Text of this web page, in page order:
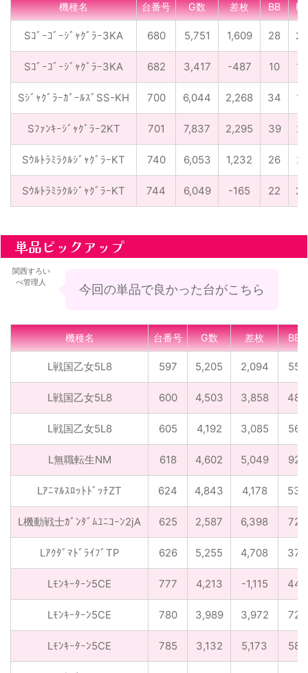
機種名 台番号 G数 差枚 BB RB
Sｺﾞｰｺﾞｰｼﾞｬｸﾞﾗｰ3KA 680 5,751 1,609 28 20
Sｺﾞｰｺﾞｰｼﾞｬｸﾞﾗｰ3KA 682 3,417 -487 10 16
SｼﾞｬｸﾞﾗｰｶﾞｰﾙｽﾞSS-KH 700 6,044 2,268 34 13
Sﾌｧﾝｷｰｼﾞｬｸﾞﾗｰ2KT 701 7,837 2,295 39 21
SｳﾙﾄﾗﾐﾗｸﾙｼﾞｬｸﾞﾗｰKT 740 6,053 1,232 26 21
SｳﾙﾄﾗﾐﾗｸﾙｼﾞｬｸﾞﾗｰKT 744 6,049 -165 22 22
単品ピックアップ
関西すろい
べ管理人
今回の単品で良かった台がこちら
機種名 台番号 G数 差枚 BB
L戦国乙女5L8 597 5,205 2,094 55
L戦国乙女5L8 600 4,503 3,858 48
L戦国乙女5L8 605 4,192 3,085 56
L無職転生NM 618 4,602 5,049 92
LｱﾆﾏﾙｽﾛｯﾄﾄﾞｯﾁZT 624 4,843 4,178 53
L機動戦士ｶﾞﾝﾀﾞﾑﾕﾆｺｰﾝ2jA 625 2,587 6,398 72
LｱｸﾀﾞﾏﾄﾞﾗｲﾌﾞTP 626 5,255 4,708 37
Lﾓﾝｷｰﾀｰﾝ5CE 777 4,213 -1,115 44
Lﾓﾝｷｰﾀｰﾝ5CE 780 3,989 3,972 72
Lﾓﾝｷｰﾀｰﾝ5CE 785 3,132 5,173 58